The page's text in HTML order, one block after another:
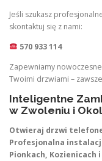
Jeśli szukasz
skontaktuj się z nami:
570 933 114
Zapewniamy
Twoimi drzwiami –
Inteligentne
w Zwoleniu i
Otwieraj drzwi
Profesjonalna
Pionkach, Kozienicach